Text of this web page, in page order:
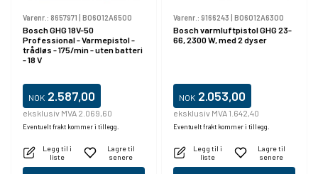
Varenr.: 8657971 B06012A6500
Bosch GHG 18V-50
Professional - Varmepistol -
trådløs - 175/min - uten batteri
- 18 V
NOK 2.587,00
eksklusiv MVA 2.069,60
Eventuelt frakt kommer i tillegg.
Legg til i
liste
Lagre til
senere
Varenr.: 9166243 B06012A6300
Bosch varmluftpistol GHG 23-
66, 2300 W, med 2 dyser
NOK 2.053,00
eksklusiv MVA 1.642,40
Eventuelt frakt kommer i tillegg.
Legg til i
liste
Lagre til
senere